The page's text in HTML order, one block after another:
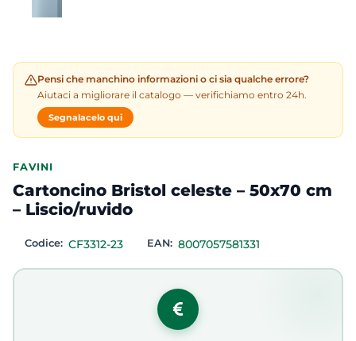
Pensi che manchino informazioni o ci sia qualche errore?
Aiutaci a migliorare il catalogo — verifichiamo entro 24h.
Segnalacelo qui
FAVINI
Cartoncino Bristol celeste – 50x70 cm
– Liscio/ruvido
Codice: CF3312-23 EAN: 8007057581331